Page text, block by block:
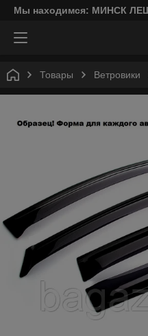
Мы находимся: МИНСК
Товары Ветровики